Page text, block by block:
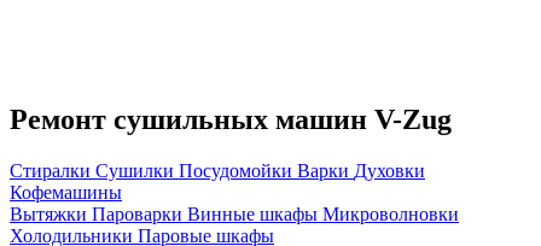
Ремонт сушильных машин V-Zug
Стиралки Сушилки Посудомойки Варки Духовки
Кофемашины
Вытяжки Пароварки Винные шкафы Микроволновки
Холодильники Паровые шкафы